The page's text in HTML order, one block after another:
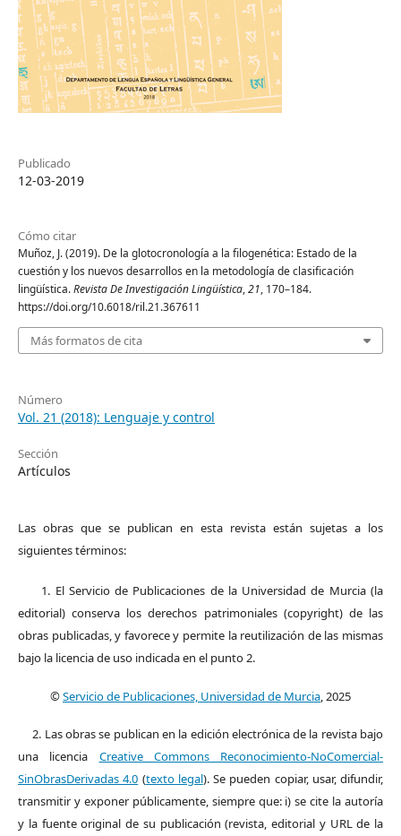
Publicado
12-03-2019
Cómo citar
Muñoz, J. (2019). De la glotocronología a la filogenética: Estado de la
cuestión y los nuevos desarrollos en la metodología de clasificación
lingüística.Revista De Investigación Lingüística,21, 170–184.
https://doi.org/10.6018/ril.21.367611
Más formatos de cita
Número
Vol. 21 (2018): Lenguaje y control
Sección
Artículos
Las obras que se publican en esta revista están sujetas a los
siguientes términos:
1. El Servicio de Publicaciones de la Universidad de Murcia (la
editorial) conserva los derechos patrimoniales (copyright) de las
obras publicadas, y favorece y permite la reutilización de las mismas
bajo la licencia de uso indicada en el punto 2.
©Servicio de Publicaciones, Universidad de Murcia, 2025
2. Las obras se publican en la edición electrónica de la revista bajo
una licencia Creative Commons Reconocimiento-NoComercial-
SinObrasDerivadas 4.0 (texto legal). Se pueden copiar, usar, difundir,
transmitir y exponer públicamente, siempre que: i) se cite la autoría
y la fuente original de su publicación (revista, editorial y URL de la